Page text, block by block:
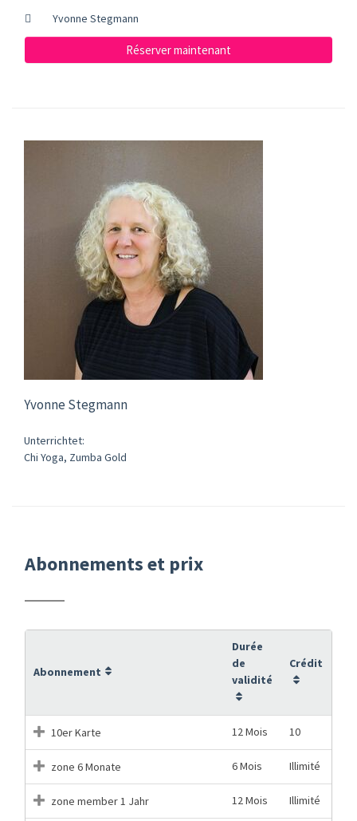
Yvonne Stegmann
Réserver maintenant
Yvonne Stegmann
Unterrichtet:
Chi Yoga, Zumba Gold
Abonnements et prix
Abonnement
Durée
de
validité
Crédit
10er Karte 12 Mois 10
zone 6 Monate 6 Mois Illimité
zone member 1 Jahr 12 Mois Illimité